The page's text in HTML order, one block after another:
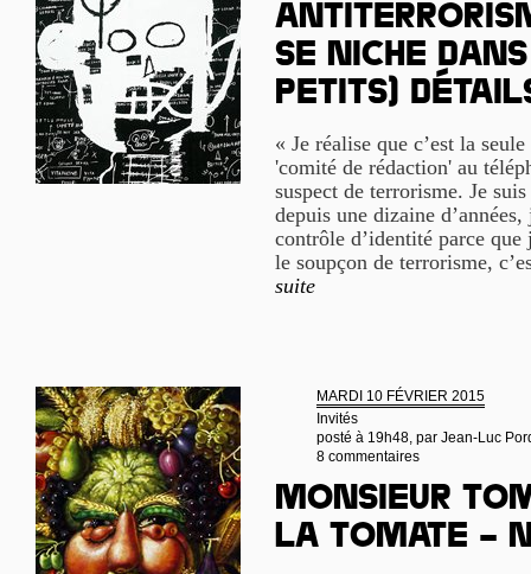
se niche
petits)
« Je réalise que c’est la
'comité de rédaction' au
suspect de terrorisme. Je
depuis une dizaine
contrôle d’identité parce
le soupçon de terrorisme,
suite
MARDI 10 FÉVRIER 2015
Invités
posté à 19h48, par Jean-Luc
8 commentaires
Monsieur
la tomate –